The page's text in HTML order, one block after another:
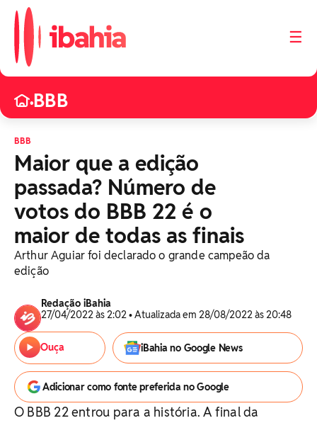
☰
•BBB
BBB
Maior que a edição
passada? Número de
votos do BBB 22 é o
maior de todas as finais
Arthur Aguiar foi declarado o grande campeão da
edição
Redação iBahia
27/04/2022 às 2:02 • Atualizada em 28/08/2022 às 20:48
Ouça iBahia no Google News
Adicionar como fonte preferida no Google
O BBB 22 entrou para a história. A final da